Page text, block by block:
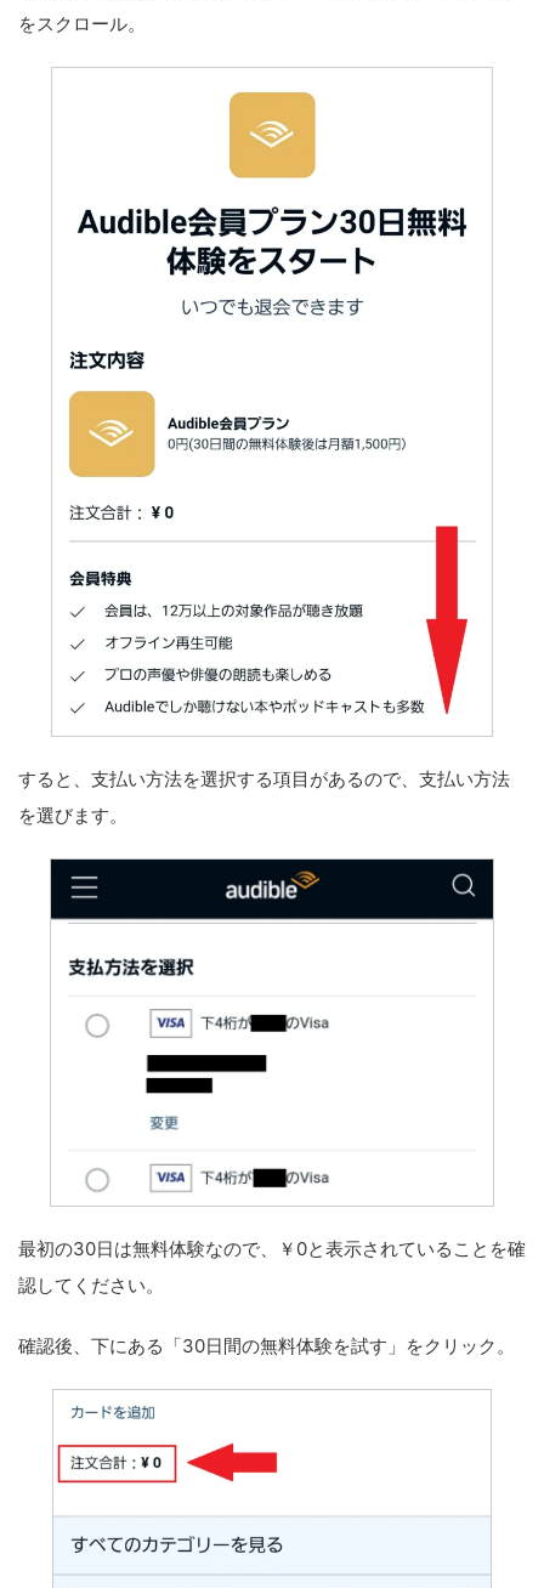
をスクロール。
すると、支払い方法を選択する項目があるので、支払い方法
を選びます。
最初の30日は無料体験なので、￥0と表示されていることを確
認してください。
確認後、下にある「30日間の無料体験を試す」をクリック。